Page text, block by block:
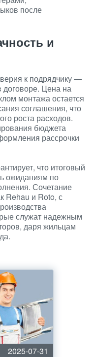
после
и
к подрядчику —
договоре. Цена на
монтажа остается
соглашения, что
роста расходов.
бюджета
рассрочки
что итоговый
ожиданиям по
Сочетание
Rehau и Roto, с
служат надежным
даря жильцам
2025-07-31